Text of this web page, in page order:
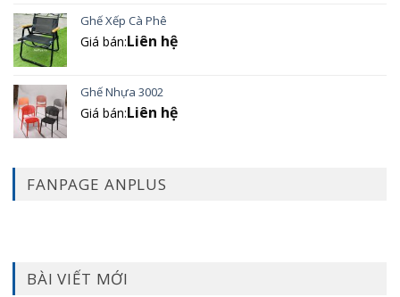
Ghế Xếp Cà Phê
Giá bán:Liên hệ
Ghế Nhựa 3002
Giá bán:Liên hệ
FANPAGE ANPLUS
BÀI VIẾT MỚI